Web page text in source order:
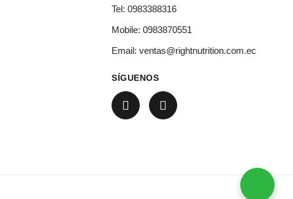
Tel: 0983388316
Mobile: 0983870551
Email: ventas@rightnutrition.com.ec
SÍGUENOS